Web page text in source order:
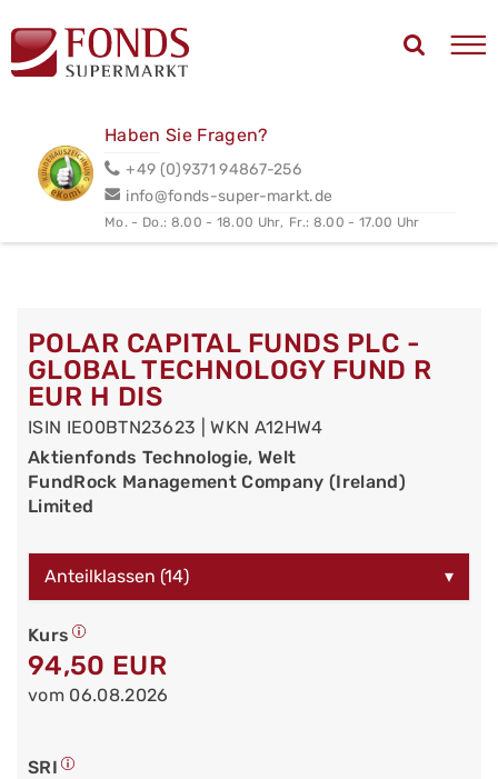
Haben Sie Fragen?
+49 (0)9371 94867-256
info@fonds-super-markt.de
Mo. - Do.: 8.00 - 18.00 Uhr, Fr.: 8.00 - 17.00 Uhr
POLAR CAPITAL FUNDS PLC -
GLOBAL TECHNOLOGY FUND R
EUR H DIS
ISIN IE00BTN23623 | WKN A12HW4
Aktienfonds Technologie, Welt
FundRock Management Company (Ireland)
Limited
Anteilklassen (14) ▾
Kurs
94,50 EUR
vom 06.08.2026
SRI